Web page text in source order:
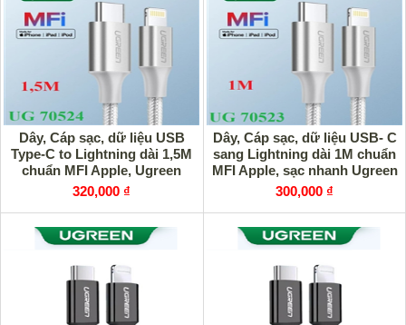
Dây, Cáp sạc, dữ liệu USB
Type-C to Lightning dài 1,5M
chuẩn MFI Apple, Ugreen
70524
320,000 ₫
Dây, Cáp sạc, dữ liệu USB- C
sang Lightning dài 1M chuẩn
MFI Apple, sạc nhanh Ugreen
70523
300,000 ₫